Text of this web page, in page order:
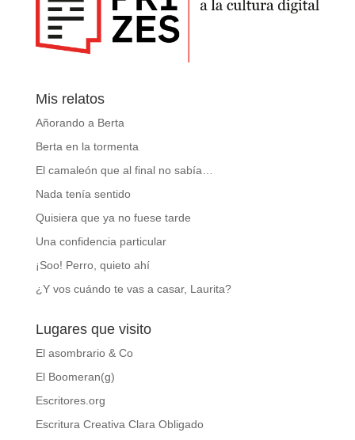
Mis relatos
Añorando a Berta
Berta en la tormenta
El camaleón que al final no sabía…
Nada tenía sentido
Quisiera que ya no fuese tarde
Una confidencia particular
¡Soo! Perro, quieto ahí
¿Y vos cuándo te vas a casar, Laurita?
Lugares que visito
El asombrario & Co
El Boomeran(g)
Escritores.org
Escritura Creativa Clara Obligado